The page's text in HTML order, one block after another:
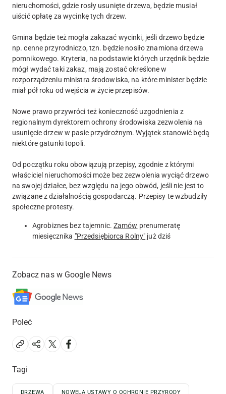
nieruchomości, gdzie rosły usunięte drzewa, będzie musiał
uiścić opłatę za wycinkę tych drzew.
Gmina będzie też mogła zakazać wycinki, jeśli drzewo będzie
np. cenne przyrodniczo, tzn. będzie nosiło znamiona drzewa
pomnikowego. Kryteria, na podstawie których urzędnik będzie
mógł wydać taki zakaz, mają zostać określone w
rozporządzeniu ministra środowiska, na które minister będzie
miał pół roku od wejścia w życie przepisów.
Nowe prawo przywróci też konieczność uzgodnienia z
regionalnym dyrektorem ochrony środowiska zezwolenia na
usunięcie drzew w pasie przydrożnym. Wyjątek stanowić będą
niektóre gatunki topoli.
Od początku roku obowiązują przepisy, zgodnie z którymi
właściciel nieruchomości może bez zezwolenia wyciąć drzewo
na swojej działce, bez względu na jego obwód, jeśli nie jest to
związane z działalnością gospodarczą. Przepisy te wzbudziły
społeczne protesty.
Agrobiznes bez tajemnic. Zamów prenumeratę
miesięcznika "Przedsiębiorca Rolny" już dziś
Zobacz nas w Google News
Poleć
Tagi
DRZEWA NOWELA USTAWY O OCHRONIE PRZYRODY